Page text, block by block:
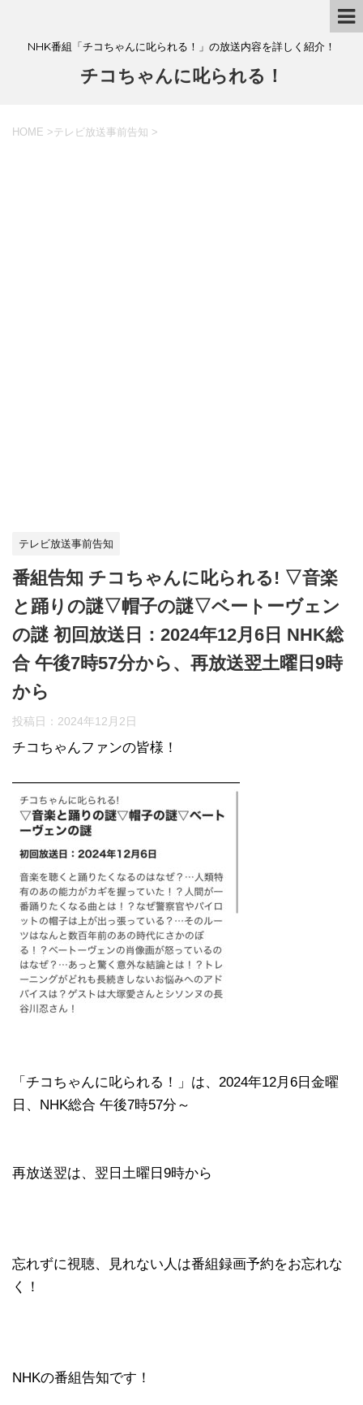
NHK番組「チコちゃんに叱られる！」の放送内容を詳しく紹介！
チコちゃんに叱られる！
HOME >テレビ放送事前告知 >
テレビ放送事前告知
番組告知 チコちゃんに叱られる! ▽音楽
と踊りの謎▽帽子の謎▽ベートーヴェン
の謎 初回放送日：2024年12月6日 NHK総
合 午後7時57分から、再放送翌土曜日9時
から
投稿日： 2024年12月2日
チコちゃんファンの皆様！
「チコちゃんに叱られる！」​は、2024年12月6日金曜
日、NHK総合 午後7時57分～
再放送翌は、翌日土曜日9時から
忘れずに視聴、見れない人は番組録画予約をお忘れな
く！
NHKの番組告知です！